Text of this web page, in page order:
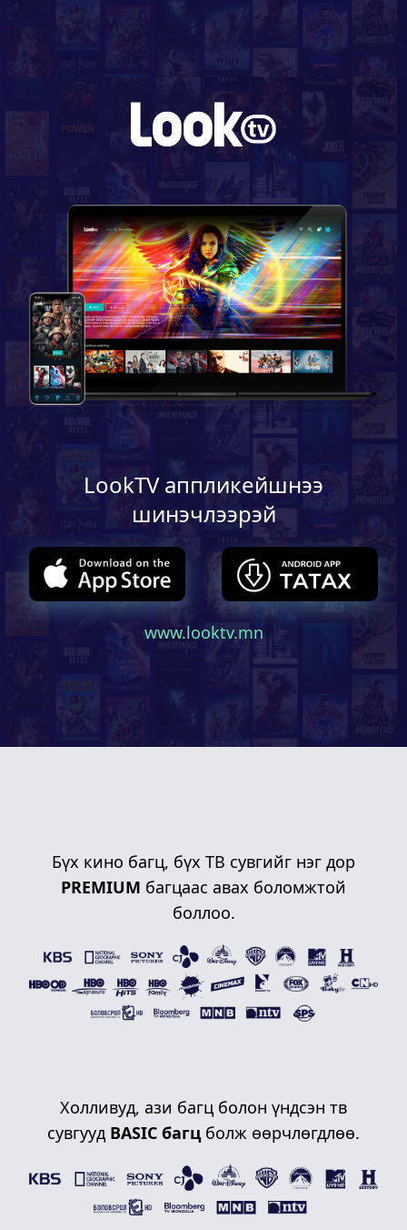
LookTVаппликейшнээ
шинэчлээрэй
www.looktv.mn
Бүх кино багц, бүх ТВ сувгийг нэг дор
PREMIUM багцаас авах боломжтой
боллоо.
Холливуд, ази багц болон үндсэн тв
сувгууд BASIC багцболж өөрчлөгдлөө.